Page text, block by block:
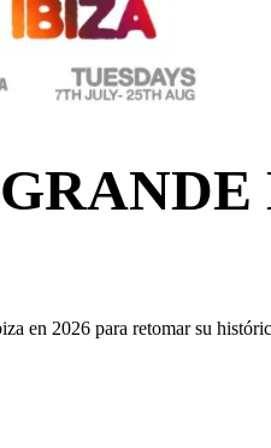
en 2026 para retomar su